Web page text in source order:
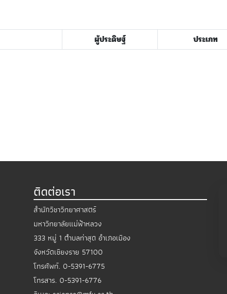
ผู้ประดิษฐ์ ประเภท
ติดต่อเรา
สำนักวิชาวิทยาศาสตร์
มหาวิทยาลัยแม่ฟ้าหลวง
333 หมู่ 1 ตำบลท่าสุด อำเภอเมือง
จังหวัดเชียงราย 57100
โทรศัพท์. 0-5391-6775
โทรสาร. 0-5391-6776